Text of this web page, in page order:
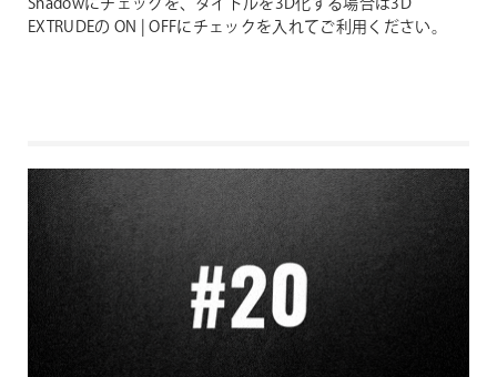
EXTRUDEの ON | OFFにチェックを入れてご利用ください。